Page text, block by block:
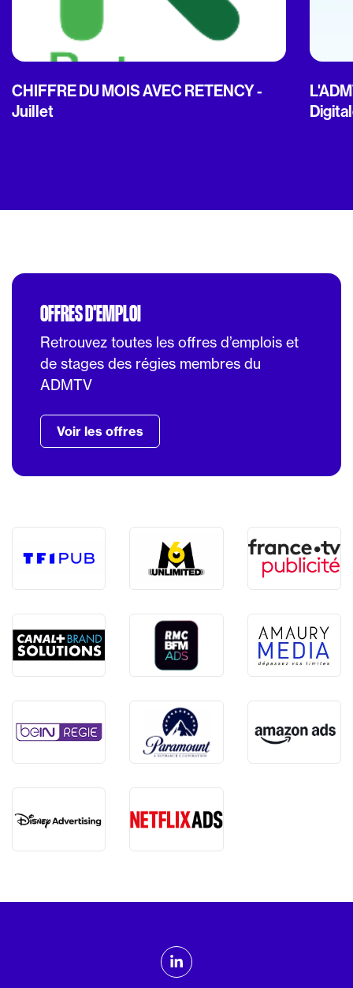
CHIFFRE DU MOIS AVEC RETENCY -
Juillet
OFFRES D'EMPLOI
Retrouvez toutes les offres d’emplois et
de stages des régies membres du
ADMTV
Voir les offres
ADMTV sur les réseaux sociaux
Linkedin